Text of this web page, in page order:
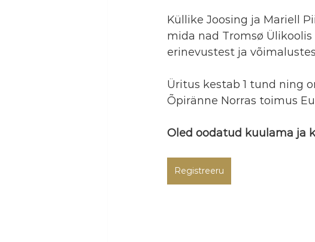
Küllike Joosing ja Mariell
mida nad Tromsø
erinevustest ja
Üritus kestab 1 tund ning
Õpiränne Norras toimus
Oled oodatud kuulama ja
Registreeru